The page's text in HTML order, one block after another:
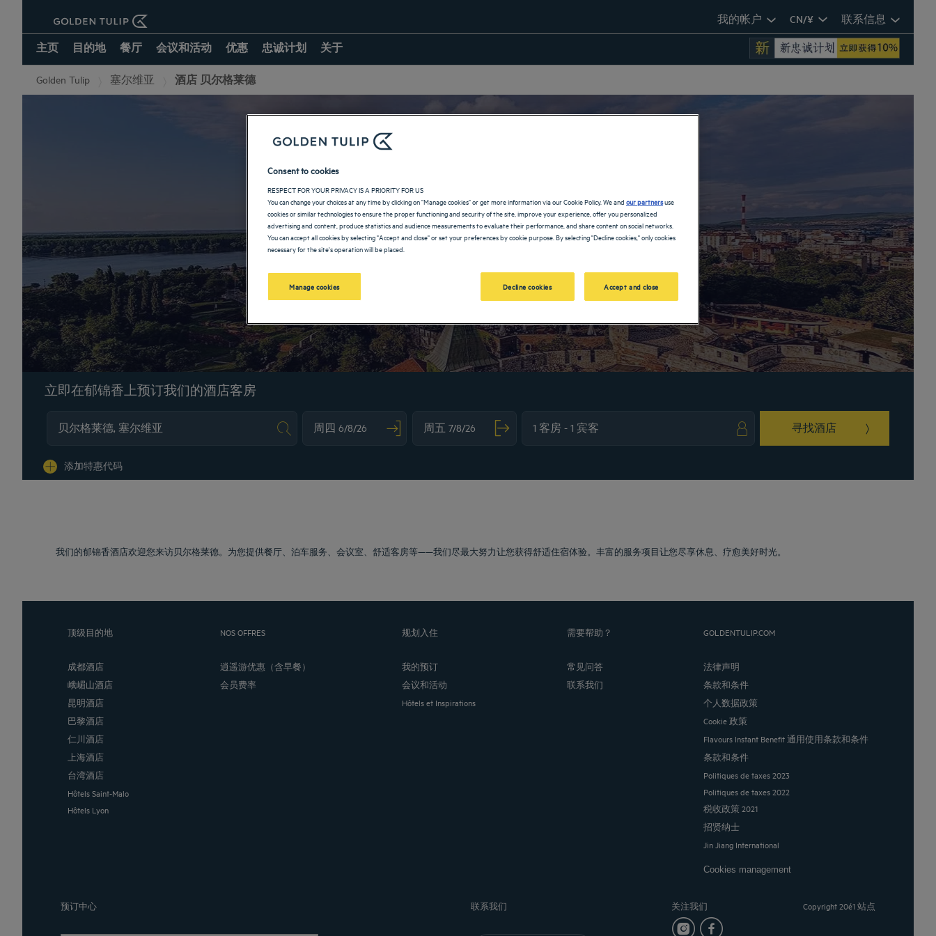
我的帐户 CN/¥ 联系信息
主页 目的地 餐厅 会议和活动 优惠 忠诚计划 关于
Golden Tulip 塞尔维亚 酒店 贝尔格莱德
贝尔格莱德的酒店
立即在郁锦香上预订我们的酒店客房
寻找酒店
添加特惠代码
我们的郁锦香酒店欢迎您来访贝尔格莱德。为您提供餐厅、泊车服务、会议室、舒适客房等——我们尽最大努力让您获得舒适住宿体验。丰富的服务项目让您尽享休息、疗愈美好时光。
顶级目的地
成都酒店
峨嵋山酒店
昆明酒店
巴黎酒店
仁川酒店
上海酒店
台湾酒店
Hôtels Saint-Malo
Hôtels Lyon
NOS OFFRES
逍遥游优惠（含早餐）
会员费率
规划入住
我的预订
会议和活动
Hôtels et Inspirations
需要帮助？
常见问答
联系我们
GOLDENTULIP.COM
法律声明
条款和条件
个人数据政策
Cookie 政策
Flavours Instant Benefit 通用使用条款和条件
条款和条件
Politiques de taxes 2023
Politiques de taxes 2022
税收政策 2021
招贤纳士
Jin Jiang International
Cookies management
预订中心 联系我们 关注我们 Copyright 20é1 站点
Consent to cookies
RESPECT FOR YOUR PRIVACY IS A PRIORITY FOR US
You can change your choices at any time by clicking on "Manage cookies" or get more information via our Cookie Policy. We andour partnersuse
cookies or similar technologies to ensure the proper functioning and security of the site, improve your experience, offer you personalized
advertising and content, produce statistics and audience measurements to evaluate their performance, and share content on social networks.
You can accept all cookies by selecting "Accept and close" or set your preferences by cookie purpose. By selecting "Decline cookies," only cookies
necessary for the site's operation will be placed.
Manage cookies Decline cookies Accept and close